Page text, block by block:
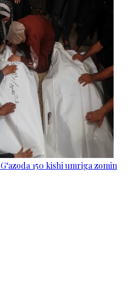
150 kishi umriga zomin